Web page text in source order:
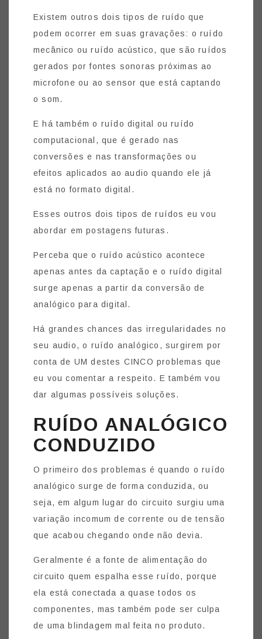
Existem outros dois tipos de ruído que
podem ocorrer em suas gravações: o ruído
mecânico ou ruído acústico, que são ruídos
gerados por fontes sonoras próximas ao
microfone ou ao sensor que está captando
o som.
E há também o ruído digital ou ruído
computacional, que é gerado nas
conversões e nas transformações ou
efeitos aplicados ao audio quando ele já
está no formato digital.
Esses outros dois tipos de ruídos eu vou
abordar em postagens futuras.
Perceba que o ruído acústico acontece
apenas antes da captação e o ruído digital
surge apenas a partir da conversão de
analógico para digital.
Há grandes chances das irregularidades no
seu audio, o ruído analógico, surgirem por
conta de UM destes CINCO problemas que
eu vou comentar a respeito. E também vou
dar algumas possíveis soluções.
RUÍDO ANALÓGICO
CONDUZIDO
O primeiro dos problemas é quando o ruído
analógico surge de forma conduzida, ou
seja, em algum lugar do circuito surgiu uma
variação incomum de corrente ou de tensão
que acabou chegando onde não devia.
Geralmente é a fonte de alimentação do
circuito quem espalha esse ruído, porque
ela está conectada a quase todos os
componentes, mas também pode ser culpa
de uma blindagem mal feita no produto.